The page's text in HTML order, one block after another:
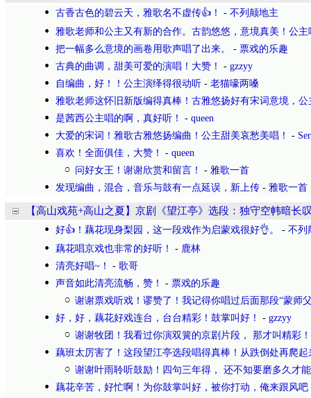
古香古色的碧云天，雅歌名不虚传👍！
- 不列颠地主
雅歌老师和公主又有新的合作。古韵悠悠，意境真美！公主
把一幅多么意境的画卷用歌声唱了出来。
- 票戏的乐趣
古典的曲调，甜美可爱的演唱！大赞！
- gzzyy
自编曲，好！！公主演绎得很动听 - 老猫嚎两嗓
雅歌老师这怀旧新版编得真棒！古雅悠扬好有宋词意境，公
是茜西公主唱的啊，真好听！
- queen
大爱的宋词！雅歌古雅悠扬编曲！公主甜美哀愁美唱！
-
喜欢！全面俱佳，大赞！
- queen
问好女王！谢谢欣赏和留言！
- 雅歌一首
发现编曲，混合，音乐与鼓有一点延误，新上传 - 雅歌一首
【高山戏苑+高山之夏】京剧《望江亭》选段：独守空帏暗长
好👍！藕花现身梨园，这一段戏作为启蒙戏很好👌。 - 不列
藕花唱京戏也非常的好听！
- 鹿林
清亮好唱~！
- 歌哥
声音如此清亮流畅，赞！
- 票戏的乐趣
谢谢票戏听戏！谬赞了！我记得你唱过后面那段“蒙师
好，好，藕花好戏连台，台台精彩！鼓掌叫好！
- gzzyy
谢谢牧团！我看过你演双簧的京剧片段， 那才叫精彩！
藕班太厉害了！这段望江亭选段唱得真棒！从跌倒处再爬起
谢谢叶雨聆听鼓励！四句三年得， 还不知要磨多久才
藕花辛苦，好忙啊！为你鼓掌叫好，被你打动，俺来跟风吧